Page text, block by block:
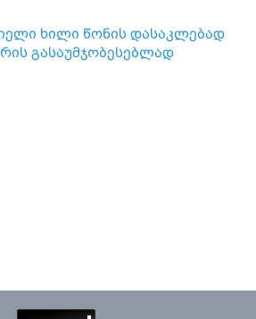
ხილი წონის დასაკლებად
გასაუმჯობესებლად